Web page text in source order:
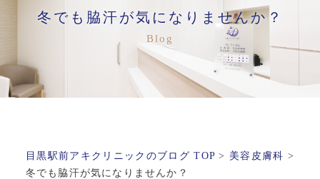
冬でも脇汗が気になりませんか？
目黒駅前アキクリニックのブログ TOP> 美容皮膚科 >
冬でも脇汗が気になりませんか？